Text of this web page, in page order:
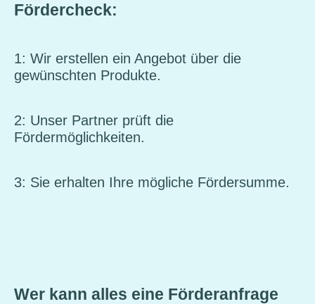
Fördercheck:
1: Wir erstellen ein Angebot über die
gewünschten Produkte.
2: Unser Partner prüft die
Fördermöglichkeiten.
3: Sie erhalten Ihre mögliche Fördersumme.
Wer kann alles eine Förderanfrage